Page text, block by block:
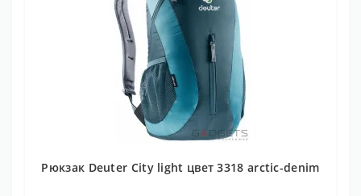
Рюкзак Deuter City light цвет 3318 arctic-denim